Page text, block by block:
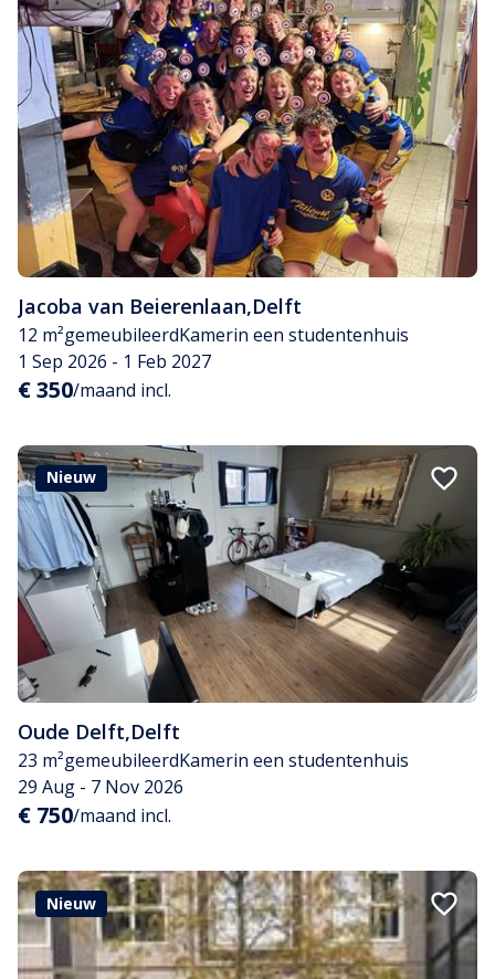
Jacoba van Beierenlaan,Delft
12 m²gemeubileerdKamerin een studentenhuis
1 Sep 2026 - 1 Feb 2027
€ 350/maand incl.
Nieuw
Oude Delft,Delft
23 m²gemeubileerdKamerin een studentenhuis
29 Aug - 7 Nov 2026
€ 750/maand incl.
Nieuw